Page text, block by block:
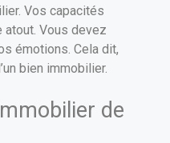
Vos capacités
atout. Vous devez
émotions. Cela dit,
bien immobilier.
de